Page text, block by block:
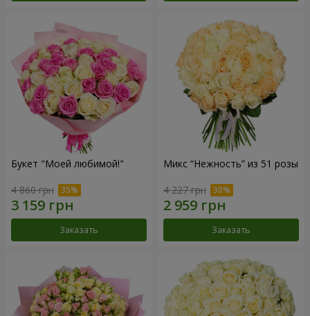
Букет "Моей любимой!"
4 860 грн
Заказать
Микс “Нежность” из 51 розы
4 227 грн
Заказать